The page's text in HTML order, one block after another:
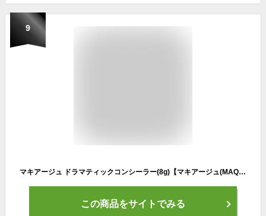
9
マキアージュ ドラマティックコンシーラー(8g)【マキアージュ(MAQUillAGE)】
この商品をサイトでみる